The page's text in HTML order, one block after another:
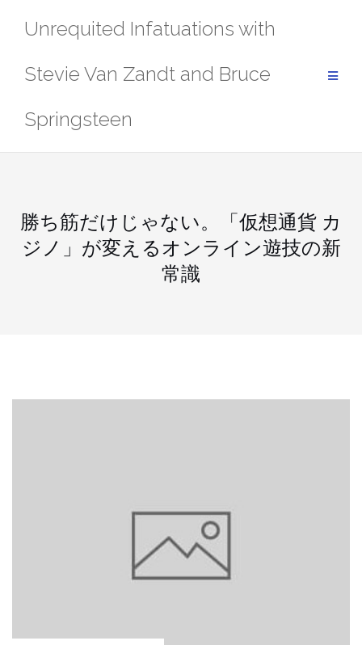
Unrequited Infatuations with
Stevie Van Zandt and Bruce
Springsteen
勝ち筋だけじゃない。「仮想通貨 カ
ジノ」が変えるオンライン遊技の新
常識